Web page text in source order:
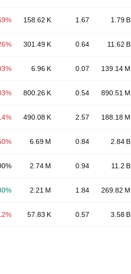
158.62 K 1.67 1.79 B
301.49 K 0.64 11.62 B
6.96 K 0.07 139.14 M
800.26 K 0.54 890.51 M
490.08 K 2.57 188.18 M
6.69 M 0.84 2.84 B
2.74 M 0.94 11.2 B
2.21 M 1.84 269.82 M
57.83 K 0.57 3.58 B